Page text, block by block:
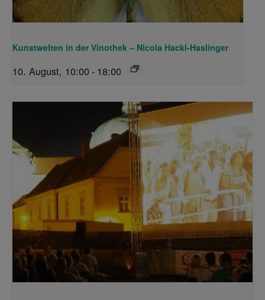
Kunstwelten in der Vinothek – Nicola Hackl-Haslinger
10. August, 10:00 - 18:00